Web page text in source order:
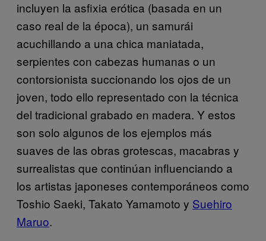
incluyen la asfixia erótica (basada en un
caso real de la época), un samurái
acuchillando a una chica maniatada,
serpientes con cabezas humanas o un
contorsionista succionando los ojos de un
joven, todo ello representado con la técnica
del tradicional grabado en madera. Y estos
son solo algunos de los ejemplos más
suaves de las obras grotescas, macabras y
surrealistas que continúan influenciando a
los artistas japoneses contemporáneos como
Toshio Saeki, Takato Yamamoto y Suehiro
Maruo.